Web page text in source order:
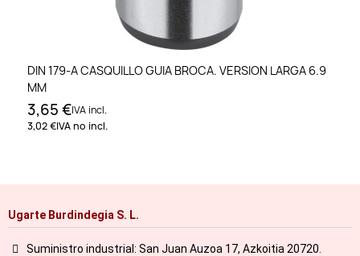
DIN 179-A CASQUILLO GUIA BROCA. VERSION LARGA 6.9
MM
3,65 €IVA incl.
3,02 €IVA no incl.
Ugarte Burdindegia S. L.
Suministro industrial: San Juan Auzoa 17, Azkoitia 20720.